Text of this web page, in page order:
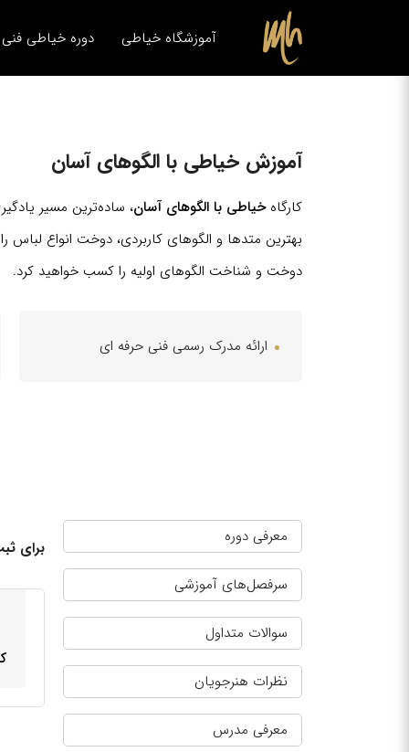
آموزشگاه خیاطی دوره خیاطی
آموزش خیاطی با الگوهای آسان
کارگاهخیاطی با الگوهای آسان، ساده‌ترین مسیر
بهترین متدها و الگوهای کاربردی، دوخت انواع لباس
دوخت و شناخت الگوهای اولیه را کسب خواهید کرد.
ارائه مدرک رسمی فنی حرفه ای
معرفی دوره
سرفصل‌های آموزشی
سوالات متداول
نظرات هنرجویان
معرفی مدرس
برای